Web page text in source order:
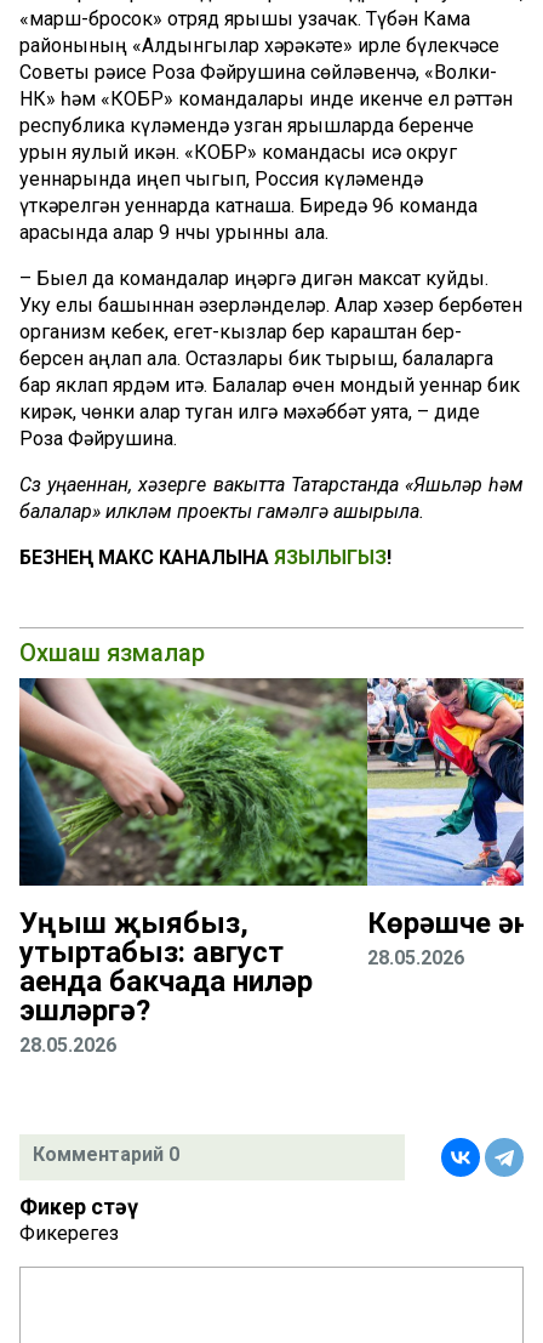
«марш-бросок» отряд ярышы узачак. Түбән Кама
районының «Алдынгылар хәрәкәте» җирле бүлекчәсе
Советы рәисе Роза Фәйрушина сөйләвенчә, «Волки-
НК» һәм «КОБР» командалары инде икенче ел рәттән
республика күләмендә узган ярышларда беренче
урын яулый икән. «КОБР» командасы исә округ
уеннарында җиңеп чыгып, Россия күләмендә
үткәрелгән уеннарда катнаша. Биредә 96 команда
арасында алар 9 нчы урынны ала.
– Быел да командалар җиңәргә дигән максат куйды.
Уку елы башыннан әзерләнделәр. Алар хәзер бербөтен
организм кебек, егет-кызлар бер караштан бер-
берсен аңлап ала. Остазлары бик тырыш, балаларга
бар яклап ярдәм итә. Балалар өчен мондый уеннар бик
кирәк, чөнки алар туган илгә мәхәббәт уята, – диде
Роза Фәйрушина.
Сүз уңаеннан, хәзерге вакытта Татарстанда «Яшьләр һәм
балалар» илкүләм проекты гамәлгә ашырыла.
БЕЗНЕҢ МАКС КАНАЛЫНА ЯЗЫЛЫГЫЗ!
Охшаш язмалар
Уңыш җыябыз,
утыртабыз: август
аенда бакчада ниләр
эшләргә?
28.05.2026
Көрәшче
28.05.2026
Комментарий 0
Фикер өстәү
Фикерегез